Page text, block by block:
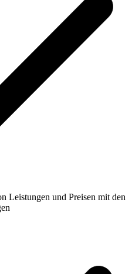
Leistungen und Preisen mit den